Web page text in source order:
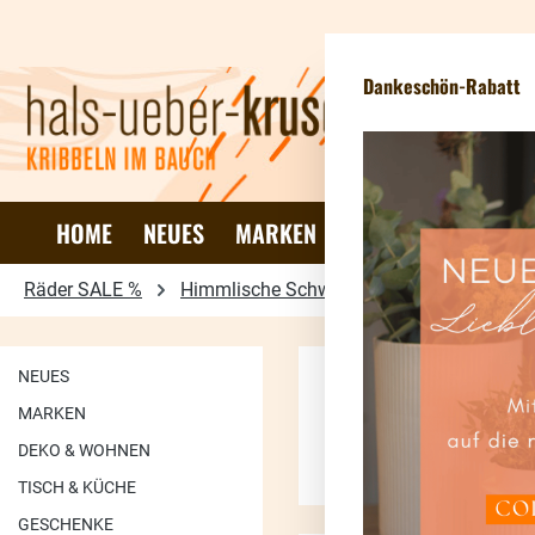
HOME NEUES MARKEN DEKO & WOHNEN
Räder SALE % Himmlische Schwestern Tüten &
NEUES
MARKEN
DEKO & WOHNEN
TISCH & KÜCHE
GESCHENKE
Keine Produkte
Dankeschön-Rabatt